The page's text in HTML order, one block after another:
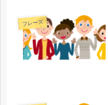
フレーズ